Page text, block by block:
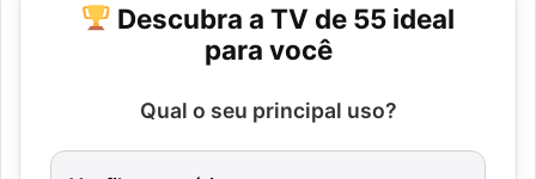
Descubra a TV de 55 ideal
para você
Qual o seu principal uso?